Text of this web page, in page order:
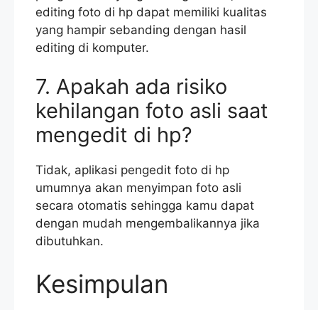
editing foto di hp dapat memiliki kualitas
yang hampir sebanding dengan hasil
editing di komputer.
7. Apakah ada risiko
kehilangan foto asli saat
mengedit di hp?
Tidak, aplikasi pengedit foto di hp
umumnya akan menyimpan foto asli
secara otomatis sehingga kamu dapat
dengan mudah mengembalikannya jika
dibutuhkan.
Kesimpulan